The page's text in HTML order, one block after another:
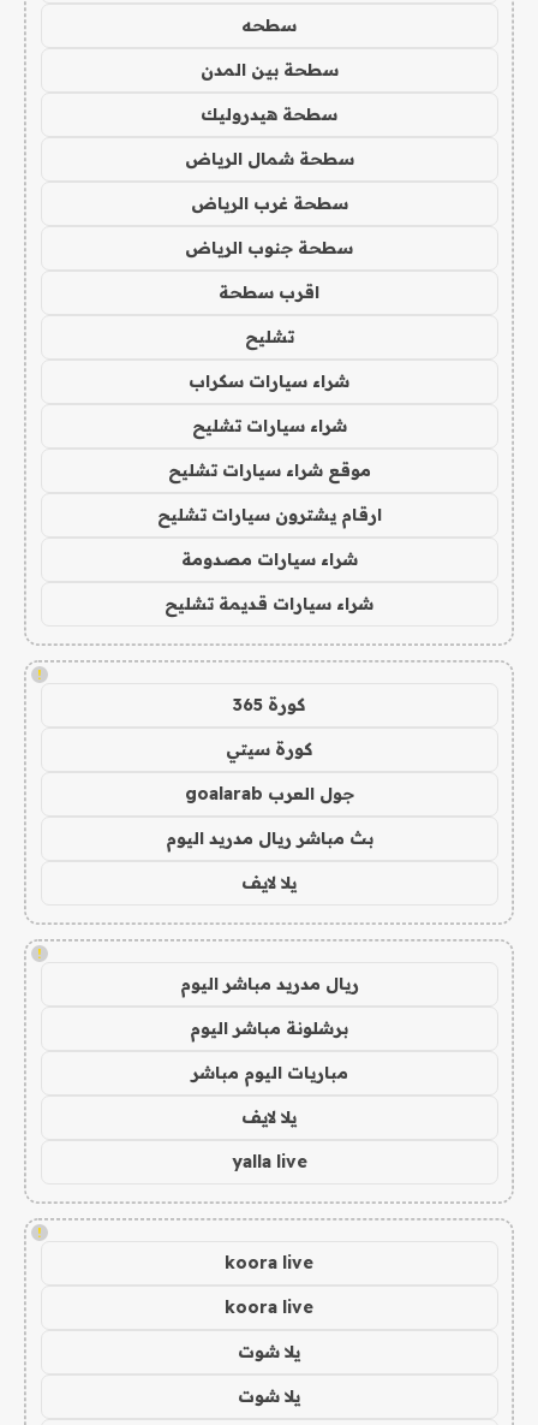
سطحه
سطحة بين المدن
سطحة هيدروليك
سطحة شمال الرياض
سطحة غرب الرياض
سطحة جنوب الرياض
اقرب سطحة
تشليح
شراء سيارات سكراب
شراء سيارات تشليح
موقع شراء سيارات تشليح
ارقام يشترون سيارات تشليح
شراء سيارات مصدومة
شراء سيارات قديمة تشليح
!
كورة 365
كورة سيتي
جول العرب goalarab
بث مباشر ريال مدريد اليوم
يلا لايف
!
ريال مدريد مباشر اليوم
برشلونة مباشر اليوم
مباريات اليوم مباشر
يلا لايف
yalla live
!
koora live
koora live
يلا شوت
يلا شوت